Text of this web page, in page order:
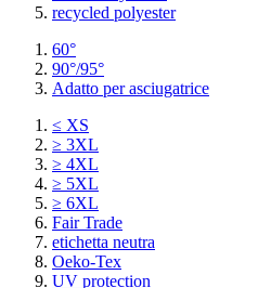
recycled polyester
60°
90°/95°
Adatto per asciugatrice
≤ XS
≥ 3XL
≥ 4XL
≥ 5XL
≥ 6XL
Fair Trade
etichetta neutra
Oeko-Tex
UV protection